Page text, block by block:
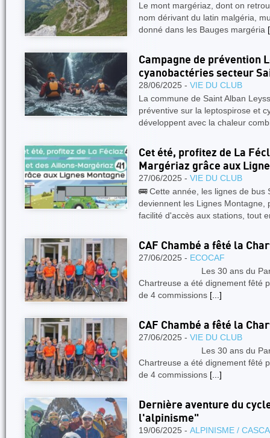
Le mont margériaz, dont on
nom dérivant du latin malgéria,
donné dans les Bauges margéria
Campagne de prévention
cyanobactéries secteur
28/06/2025 - VIE DU CLUB
La commune de Saint Alban
préventive sur la leptospirose et
développent avec la chaleur
Cet été, profitez de La
Margériaz grâce aux
27/06/2025 - VIE DU CLUB
🚌 Cette année, les lignes de bus
deviennent les Lignes Montagne,
facilité d'accès aux stations, tout
CAF Chambé a fêté la
27/06/2025 - ECOCAF
Les 30 ans du Parc
Chartreuse a été dignement fêté
de 4 commissions [...]
CAF Chambé a fêté la
27/06/2025 - VIE DU CLUB
Les 30 ans du Parc
Chartreuse a été dignement fêté
de 4 commissions [...]
Dernière aventure du
l'alpinisme"
19/06/2025 - ALPINISME /